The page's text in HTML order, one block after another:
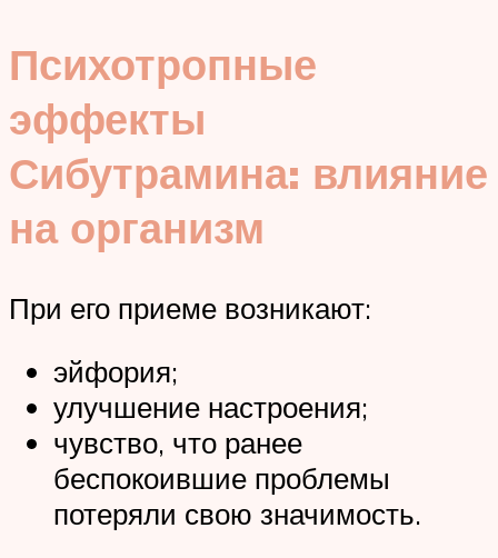
Психотропные
эффекты
Сибутрамина: влияние
на организм
При его приеме возникают:
эйфория;
улучшение настроения;
чувство, что ранее
беспокоившие проблемы
потеряли свою значимость.